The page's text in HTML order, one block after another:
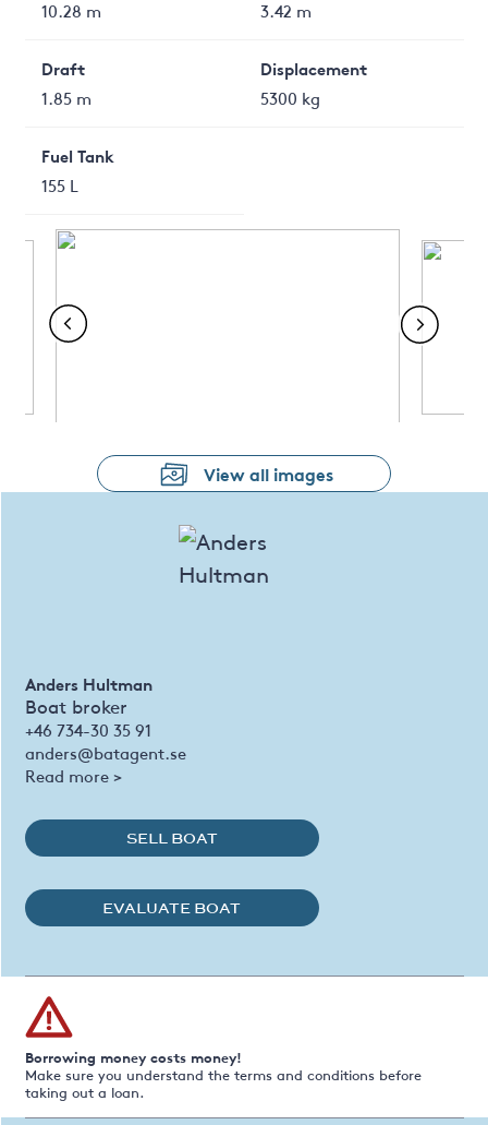
10.28 m 3.42 m
Draft
1.85 m
Displacement
5300 kg
Fuel Tank
155 L
View all images
Anders Hultman
Boat broker
+46 734-30 35 91
anders@batagent.se
Read more >
SELL BOAT
EVALUATE BOAT
Borrowing money costs money!
Make sure you understand the terms and conditions before
taking out a loan.